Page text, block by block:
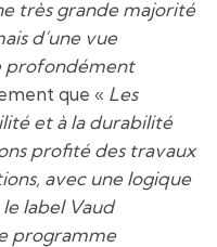
très grande majorité
d’une vue
profondément
que « Les
et à la durabilité
profité des travaux
avec une logique
label Vaud
programme